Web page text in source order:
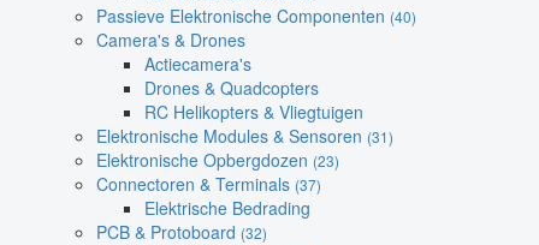
Passieve Elektronische Componenten (40)
Camera's & Drones
Actiecamera's
Drones & Quadcopters
RC Helikopters & Vliegtuigen
Elektronische Modules & Sensoren (31)
Elektronische Opbergdozen (23)
Connectoren & Terminals (37)
Elektrische Bedrading
PCB & Protoboard (32)